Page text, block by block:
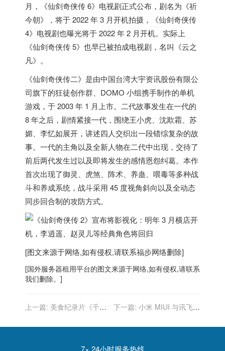
月，《仙剑奇侠传 6》电视剧正式公布，剧名为《祈
今朝》，将于 2022 年 3 月开机拍摄，《仙剑奇侠传
4》电视剧也曝光将于 2022 年 2 月开机。实际上
《仙剑奇侠传 5》也早已被拍成电视剧，名叫《云之
凡》。
《仙剑奇侠传二》是由中国台湾大宇资讯股份有限公
司旗下的狂徒创作群、DOMO 小组携手制作的单机
游戏，于 2003 年 1 月上市。二代故事发生在一代的
8 年之后，剧情紧接一代，围绕王小虎、沈欺霜、苏
媚、李忆如展开，讲述四人交织出一段错综复杂的故
事。一代的主角以及全新人物在二代中出现，交待了
前后两代发生过以及即将发生的感情恩怨纠葛。本作
首次出现了御灵、虎煞、阵术、养蛊、喂毒等多种战
斗和养成系统，战斗采用 45 度视角斜向以及全动态
同步回合制的攻防方式。
[图文来源于网络,如有侵权,请联系福步网络删除]
[国外服务器租用平台的图文来源于网络,如有侵权,请联系
我们删除。]
上一篇: 美食纪录片《千年
拍摄，逼真呈现食物状态
下一篇: 小米 MIUI 与讯飞联
震动反馈、语音提示
7× 24小时服务热线